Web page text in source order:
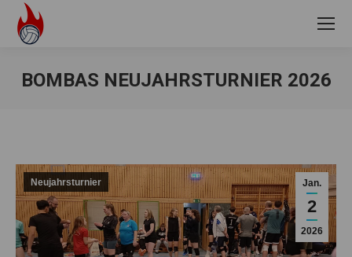
BOMBAS NEUJAHRSTURNIER 2026
Jan.
2
2026
Neujahrsturnier